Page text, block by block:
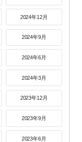
2024年12月
2024年9月
2024年6月
2024年3月
2023年12月
2023年9月
2023年6月